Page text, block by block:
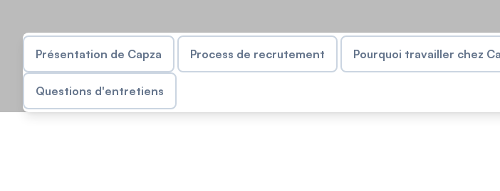
Présentation de Capza Process de recrutement Pourquoi travailler chez
Questions d'entretiens